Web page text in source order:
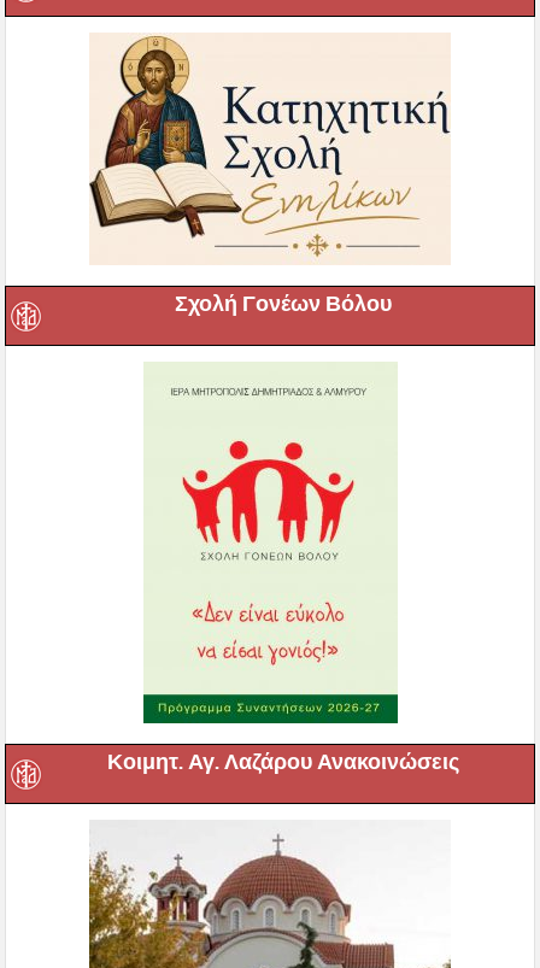
Σχολή Γονέων Βόλου
Κοιμητ. Αγ. Λαζάρου Ανακοινώσεις